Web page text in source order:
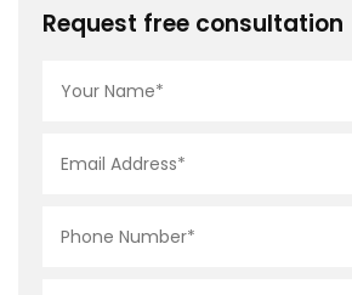
Request free consultation